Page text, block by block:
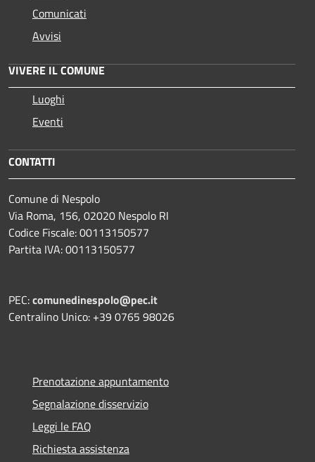
Comunicati
Avvisi
VIVERE IL COMUNE
Luoghi
Eventi
CONTATTI
Comune di Nespolo
Via Roma, 156, 02020 Nespolo RI
Codice Fiscale: 00113150577
Partita IVA: 00113150577
PEC:comunedinespolo@pec.it
Centralino Unico: +39 0765 98026
Prenotazione appuntamento
Segnalazione disservizio
Leggi le FAQ
Richiesta assistenza